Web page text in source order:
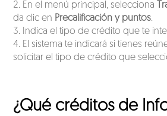
En el menú principal, selecciona
da clic en Precalificación y puntos.
Indica el tipo de crédito que te
El sistema te indicará si tienes
solicitar el tipo de crédito que
¿Qué créditos de